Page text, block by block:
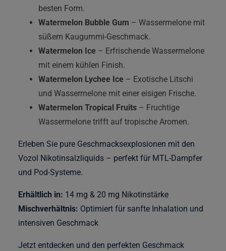
besten Form.
Watermelon Bubble Gum – Wassermelone mit
süßem Kaugummi-Geschmack.
Watermelon Ice – Erfrischende Wassermelone
mit einem kühlen Finish.
Watermelon Lychee Ice – Exotische Litschi
und Wassermelone mit einer eisigen Frische.
Watermelon Tropical Fruits – Fruchtige
Wassermelone trifft auf tropische Aromen.
Erleben Sie pure Geschmacksexplosionen mit den
Vozol Nikotinsalzliquids – perfekt für MTL-Dampfer
und Pod-Systeme.
Erhältlich in: 14 mg & 20 mg Nikotinstärke
Mischverhältnis: Optimiert für sanfte Inhalation und
intensiven Geschmack
Jetzt entdecken und den perfekten Geschmack